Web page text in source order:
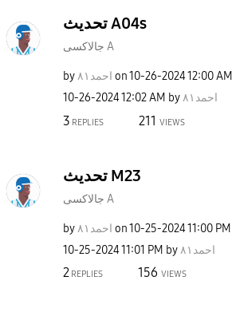
تحديث A04s
جالاكسى A
by احمد٨١ on‎10-26-202412:00 AM
‎10-26-202412:02 AM by احمد٨١
3 REPLIES 211 VIEWS
تحديث M23
جالاكسى A
by احمد٨١ on‎10-25-202411:00 PM
‎10-25-202411:01 PM by احمد٨١
2 REPLIES 156 VIEWS